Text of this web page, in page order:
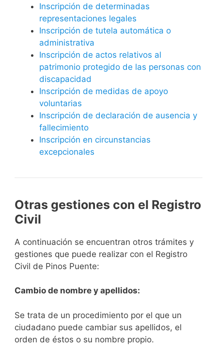
Inscripción de determinadas
representaciones legales
Inscripción de tutela automática o
administrativa
Inscripción de actos relativos al
patrimonio protegido de las personas con
discapacidad
Inscripción de medidas de apoyo
voluntarias
Inscripción de declaración de ausencia y
fallecimiento
Inscripción en circunstancias
excepcionales
Otras gestiones con el Registro
Civil
A continuación se encuentran otros trámites y
gestiones que puede realizar con el Registro
Civil de Pinos Puente:
Cambio de nombre y apellidos:
Se trata de un procedimiento por el que un
ciudadano puede cambiar sus apellidos, el
orden de éstos o su nombre propio.